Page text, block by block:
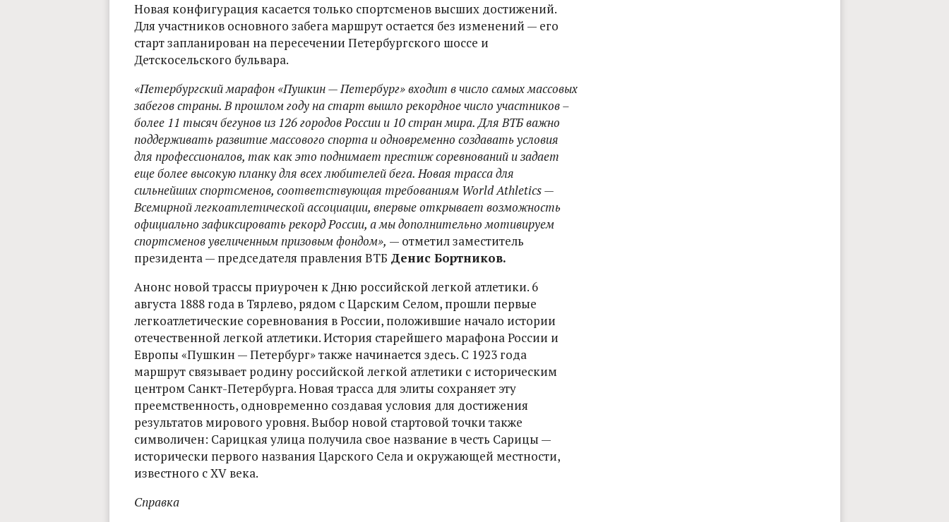
Новая конфигурация касается только спортсменов высших достижений.
Для участников основного забега маршрут остается без изменений — его
старт запланирован на пересечении Петербургского шоссе и
Детскосельского бульвара.
«Петербургский марафон «Пушкин — Петербург» входит в число самых массовых
забегов страны. В прошлом году на старт вышло рекордное число участников –
более 11 тысяч бегунов из 126 городов России и 10 стран мира. Для ВТБ важно
поддерживать развитие массового спорта и одновременно создавать условия
для профессионалов, так как это поднимает престиж соревнований и задает
еще более высокую планку для всех любителей бега. Новая трасса для
сильнейших спортсменов, соответствующая требованиям World Athletics —
Всемирной легкоатлетической ассоциации, впервые открывает возможность
официально зафиксировать рекорд России, а мы дополнительно мотивируем
спортсменов увеличенным призовым фондом», — отметил заместитель
президента — председателя правления ВТБ Денис Бортников.
Анонс новой трассы приурочен к Дню российской легкой атлетики. 6
августа 1888 года в Тярлево, рядом с Царским Селом, прошли первые
легкоатлетические соревнования в России, положившие начало истории
отечественной легкой атлетики. История старейшего марафона России и
Европы «Пушкин — Петербург» также начинается здесь. С 1923 года
маршрут связывает родину российской легкой атлетики с историческим
центром Санкт-Петербурга. Новая трасса для элиты сохраняет эту
преемственность, одновременно создавая условия для достижения
результатов мирового уровня. Выбор новой стартовой точки также
символичен: Сарицкая улица получила свое название в честь Сарицы —
исторически первого названия Царского Села и окружающей местности,
известного с XV века.
Справка